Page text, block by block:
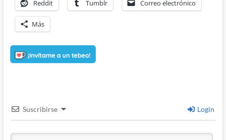
Reddit Tumblr Correo electrónico
Más
Suscribirse Login